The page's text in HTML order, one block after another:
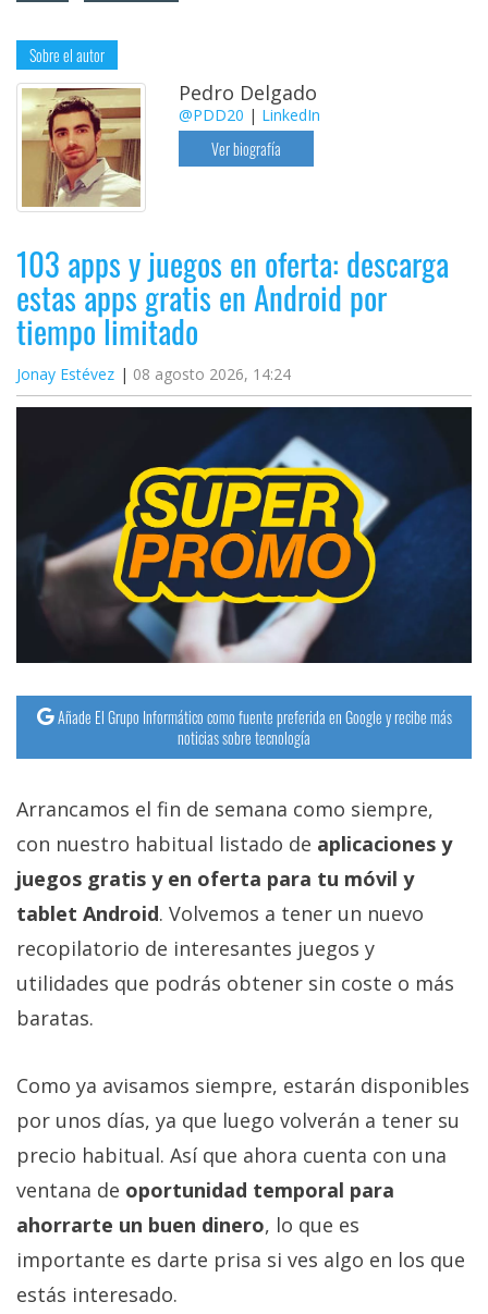
Sobre el autor
Pedro Delgado
@PDD20 | LinkedIn
Ver biografía
103 apps y juegos en oferta: descarga
estas apps gratis en Android por
tiempo limitado
Jonay Estévez 08 agosto 2026, 14:24
Añade El Grupo Informático como fuente preferida en Google y recibe más
noticias sobre tecnología
Arrancamos el fin de semana como siempre,
con nuestro habitual listado de aplicaciones y
juegos gratis y en oferta para tu móvil y
tablet Android. Volvemos a tener un nuevo
recopilatorio de interesantes juegos y
utilidades que podrás obtener sin coste o más
baratas.
Como ya avisamos siempre, estarán disponibles
por unos días, ya que luego volverán a tener su
precio habitual. Así que ahora cuenta con una
ventana de oportunidad temporal para
ahorrarte un buen dinero, lo que es
importante es darte prisa si ves algo en los que
estás interesado.